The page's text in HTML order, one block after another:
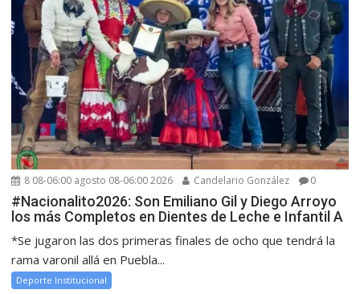
8 08-06:00 agosto 08-06:00 2026 Candelario González 0
#Nacionalito2026: Son Emiliano Gil y Diego Arroyo
los más Completos en Dientes de Leche e Infantil A
*Se jugaron las dos primeras finales de ocho que tendrá la
rama varonil allá en Puebla...
Deporte Institucional